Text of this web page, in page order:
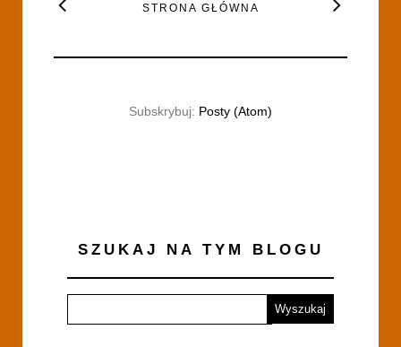
STRONA GŁÓWNA
Subskrybuj: Posty (Atom)
SZUKAJ NA TYM BLOGU